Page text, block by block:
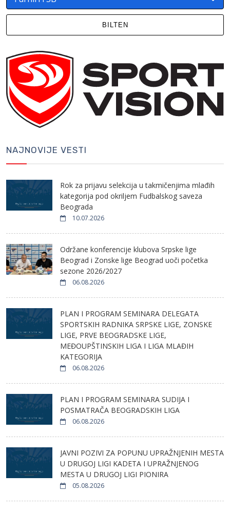
BILTEN
NAJNOVIJE VESTI
Rok za prijavu selekcija u takmičenjima mlađih
kategorija pod okriljem Fudbalskog saveza
Beograda
10.07.2026
Održane konferencije klubova Srpske lige
Beograd i Zonske lige Beograd uoči početka
sezone 2026/2027
06.08.2026
PLAN I PROGRAM SEMINARA DELEGATA
SPORTSKIH RADNIKA SRPSKE LIGE, ZONSKE
LIGE, PRVE BEOGRADSKE LIGE,
MEĐOUPŠTINSKIH LIGA I LIGA MLAĐIH
KATEGORIJA
06.08.2026
PLAN I PROGRAM SEMINARA SUDIJA I
POSMATRAČA BEOGRADSKIH LIGA
06.08.2026
JAVNI POZIVI ZA POPUNU UPRAŽNJENIH MESTA
U DRUGOJ LIGI KADETA I UPRAŽNJENOG
MESTA U DRUGOJ LIGI PIONIRA
05.08.2026